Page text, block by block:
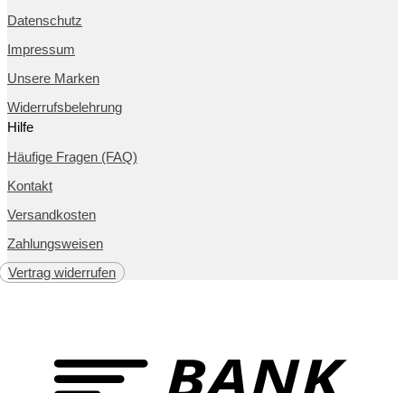
Datenschutz
Impressum
Unsere Marken
Widerrufsbelehrung
Hilfe
Häufige Fragen (FAQ)
Kontakt
Versandkosten
Zahlungsweisen
Vertrag widerrufen